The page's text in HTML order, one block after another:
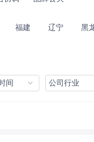
福建 辽宁 黑
间 公司行业